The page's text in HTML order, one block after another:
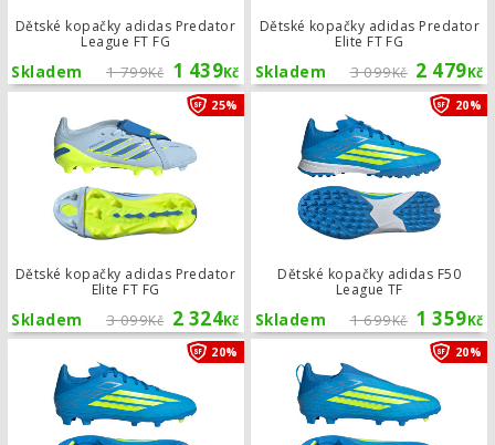
Dětské kopačky adidas Predator
League FT FG
1 799Kč 1 439Kč
Skladem
Dětské kopačky adidas Predator
Elite FT FG
3 099Kč 2 479Kč
Skladem
Dětské kopačky adidas Predator
Elite FT FG
3 099Kč 2 324Kč
Skladem
25% Dětské kopačky adidas Predator
Dětské kopačky adidas F50
League TF
1 699Kč 1 359Kč
Skladem
20%
20% Dětské kopačky adidas F50 League
20%